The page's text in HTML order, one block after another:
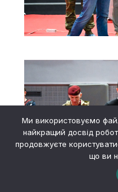
Ми використовуємо
найкращий досвід
продовжуєте
що ви